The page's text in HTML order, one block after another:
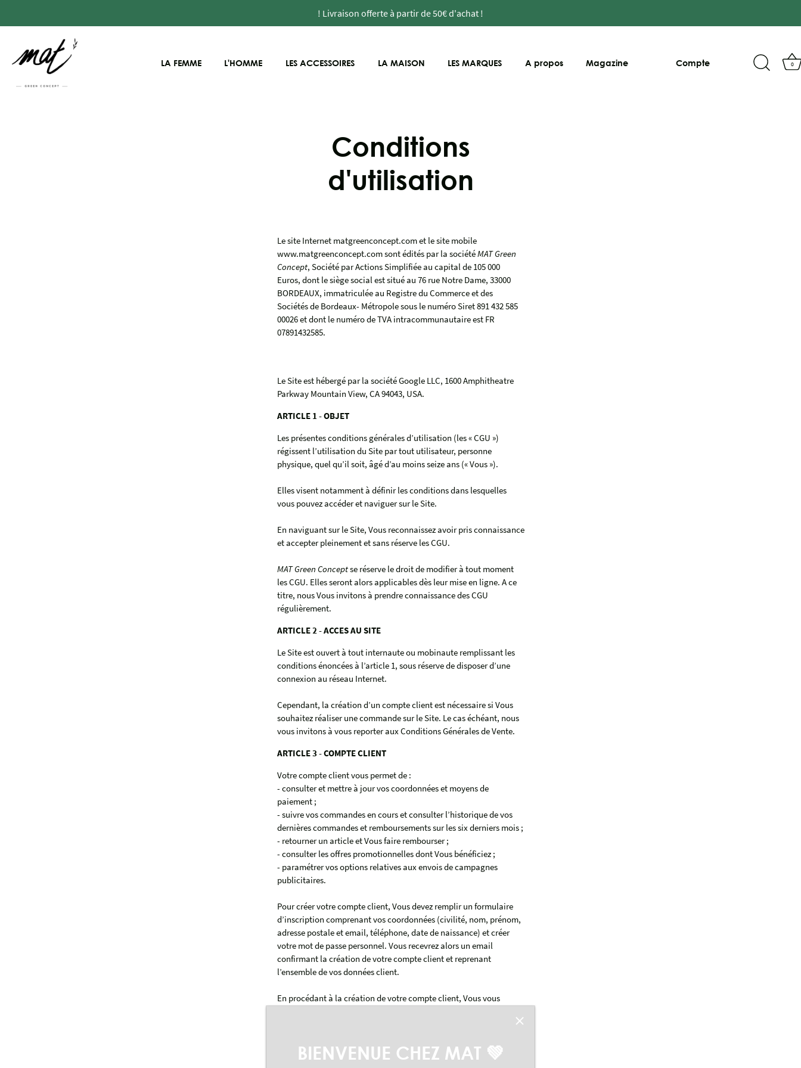
! Livraison offerte à partir de 50€ d'achat !
LA FEMME L'HOMME LES ACCESSOIRES LA MAISON LES MARQUES A propos Magazine Compte 0
Conditions
d'utilisation
Le site Internet matgreenconcept.com et le site mobile
www.matgreenconcept.com sont édités par la sociétéMAT Green
Concept, Société par Actions Simplifiée au capital de 105 000
Euros, dont le siège social est situé au 76 rue Notre Dame, 33000
BORDEAUX, immatriculée au Registre du Commerce et des
Sociétés de Bordeaux- Métropole sous le numéro Siret 891 432 585
00026 et dont le numéro de TVA intracommunautaire est FR
07891432585.
Le Site est hébergé par la société Google LLC, 1600 Amphitheatre
Parkway Mountain View, CA 94043, USA.
ARTICLE 1 - OBJET
Les présentes conditions générales d’utilisation (les « CGU »)
régissent l’utilisation du Site par tout utilisateur, personne
physique, quel qu’il soit, âgé d’au moins seize ans (« Vous »).
Elles visent notamment à définir les conditions dans lesquelles
vous pouvez accéder et naviguer sur le Site.
En naviguant sur le Site, Vous reconnaissez avoir pris connaissance
et accepter pleinement et sans réserve les CGU.
MAT Green Conceptse réserve le droit de modifier à tout moment
les CGU. Elles seront alors applicables dès leur mise en ligne. A ce
titre, nous Vous invitons à prendre connaissance des CGU
régulièrement.
ARTICLE 2 - ACCES AU SITE
Le Site est ouvert à tout internaute ou mobinaute remplissant les
conditions énoncées à l’article 1, sous réserve de disposer d’une
connexion au réseau Internet.
Cependant, la création d’un compte client est nécessaire si Vous
souhaitez réaliser une commande sur le Site. Le cas échéant, nous
vous invitons à vous reporter aux Conditions Générales de Vente.
ARTICLE 3 - COMPTE CLIENT
Votre compte client vous permet de :
- consulter et mettre à jour vos coordonnées et moyens de
paiement ;
- suivre vos commandes en cours et consulter l’historique de vos
dernières commandes et remboursements sur les six derniers mois ;
- retourner un article et Vous faire rembourser ;
- consulter les offres promotionnelles dont Vous bénéficiez ;
- paramétrer vos options relatives aux envois de campagnes
publicitaires.
Pour créer votre compte client, Vous devez remplir un formulaire
d’inscription comprenant vos coordonnées (civilité, nom, prénom,
adresse postale et email, téléphone, date de naissance) et créer
votre mot de passe personnel. Vous recevrez alors un email
confirmant la création de votre compte client et reprenant
l’ensemble de vos données client.
En procédant à la création de votre compte client, Vous vous
et mot de passe) sont sous votre entière responsabilité. Il vous
appartient donc de veiller à la confidentialité de ces informations,
BIENVENUE CHEZ MAT 💚